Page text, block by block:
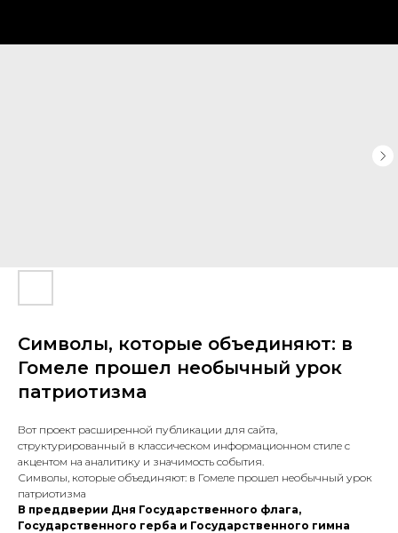
Символы, которые объединяют: в
Гомеле прошел необычный урок
патриотизма
Вот проект расширенной публикации для сайта,
структурированный в классическом информационном стиле с
акцентом на аналитику и значимость события.
Символы, которые объединяют: в Гомеле прошел необычный урок
патриотизма
В преддверии Дня Государственного флага,
Государственного герба и Государственного гимна